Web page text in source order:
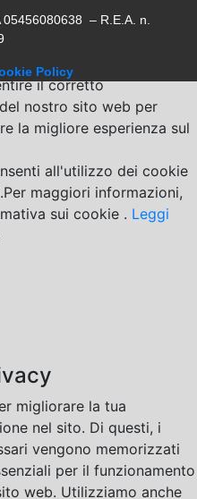
– R.E.A. n.
Policy
il corretto
nostro sito web per
la migliore esperienza sul
all'utilizzo dei cookie
maggiori informazioni,
sui cookie . Leggi
migliorare la tua
nel sito. Di questi, i
vengono memorizzati
per il funzionamento
web. Utilizziamo anche